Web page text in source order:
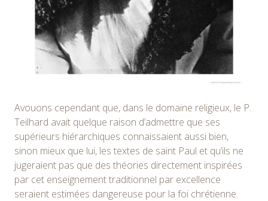
Avouons cependant que, dans le domaine religieux, le P.
Teilhard avait quelque raison d’admettre que ses
supérieurs hiérarchiques connaissaient aussi bien,
sinon mieux que lui, les textes de saint Paul et qu’ils ne
jugeraient pas que des théories directement inspirées
par cet enseignement traditionnel par excellence
seraient estimées dangereuse pour la foi chrétienne.